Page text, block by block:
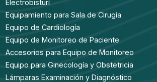
Electrobisturí
Equipamiento para Sala de Cirugía
Equipo de Cardiología
Equipo de Monitoreo de Paciente
Accesorios para Equipo de Monitoreo
Equipo para Ginecología y Obstetricia
Lámparas Examinación y Diagnóstico